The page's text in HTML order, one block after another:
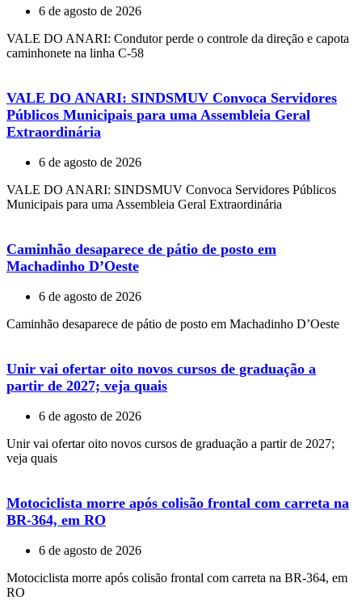
6 de agosto de 2026
VALE DO ANARI: Condutor perde o controle da direção e capota
caminhonete na linha C-58
VALE DO ANARI: SINDSMUV Convoca Servidores
Públicos Municipais para uma Assembleia Geral
Extraordinária
6 de agosto de 2026
VALE DO ANARI: SINDSMUV Convoca Servidores Públicos
Municipais para uma Assembleia Geral Extraordinária
Caminhão desaparece de pátio de posto em
Machadinho D’Oeste
6 de agosto de 2026
Caminhão desaparece de pátio de posto em Machadinho D’Oeste
Unir vai ofertar oito novos cursos de graduação a
partir de 2027; veja quais
6 de agosto de 2026
Unir vai ofertar oito novos cursos de graduação a partir de 2027;
veja quais
Motociclista morre após colisão frontal com carreta na
BR-364, em RO
6 de agosto de 2026
Motociclista morre após colisão frontal com carreta na BR-364, em
RO